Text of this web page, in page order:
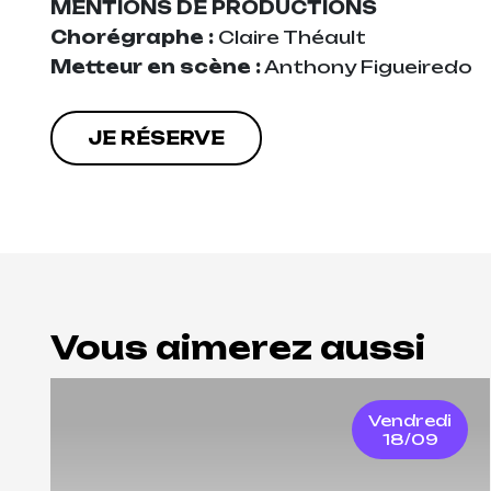
MENTIONS DE PRODUCTIONS
Chorégraphe : Claire Théault
Metteur en scène :Anthony Figueiredo
JE RÉSERVE
Vous aimerez aussi
Vendredi
18/09